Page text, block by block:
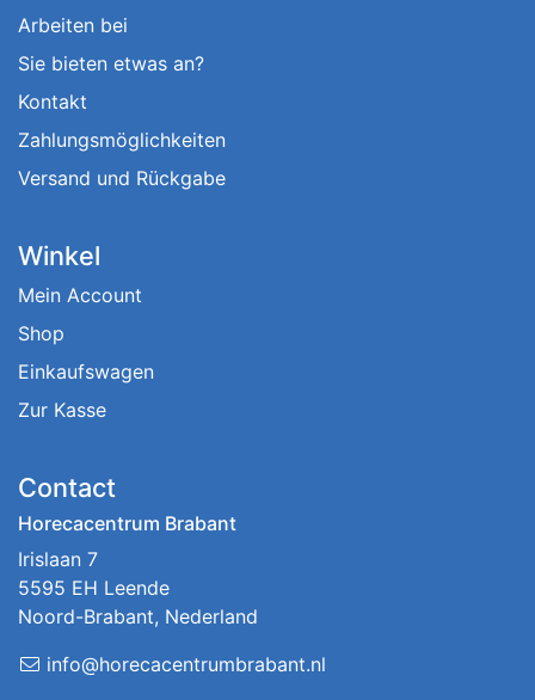
Arbeiten bei
Sie bieten etwas an?
Kontakt
Zahlungsmöglichkeiten
Versand und Rückgabe
Winkel
Mein Account
Shop
Einkaufswagen
Zur Kasse
Contact
Horecacentrum Brabant
Irislaan 7
5595 EH Leende
Noord-Brabant, Nederland
info@horecacentrumbrabant.nl